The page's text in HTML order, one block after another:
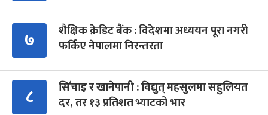
७
शैक्षिक क्रेडिट बैंक : विदेशमा अध्ययन पूरा नगरी
फर्किए नेपालमा निरन्तरता
८
सिँचाइ र खानेपानी : विद्युत् महसुलमा सहुलियत
दर, तर १३ प्रतिशत भ्याटको भार